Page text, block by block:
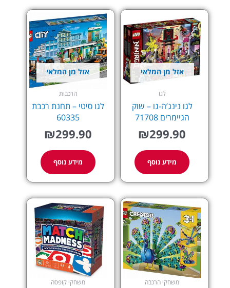
אזל מן המלאי
לגו
לגו נינג’ה-גו – שוק
הגיימרים 71708
₪299.90
מידע נוסף
אזל מן המלאי
הרכבות
לגו סיטי – תחנת רכבת
60335
₪299.90
מידע נוסף
משחקי הרכבה משחקי קופסה